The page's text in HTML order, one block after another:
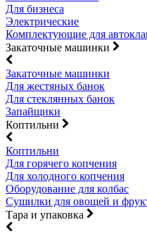
Для бизнеса
Электрические
Комплектующие для
Закаточные машинки
Закаточные машинки
Для жестяных банок
Для стеклянных банок
Запайщики
Коптильни
Коптильни
Для горячего копчения
Для холодного копчения
Оборудование для колбас
Сушилки для овощей и
Тара и упаковка